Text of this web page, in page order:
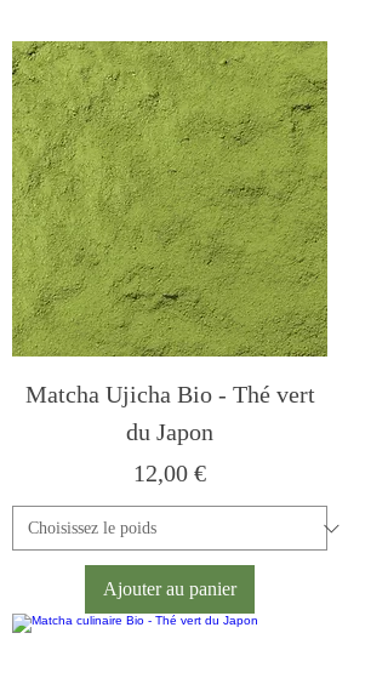
Matcha Ujicha Bio - Thé vert
du Japon
Prix
12,00 €
Ajouter au panier